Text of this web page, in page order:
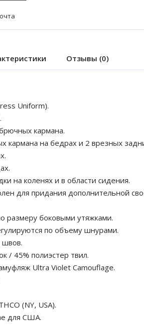
Отзывы (0)
Uniform).
кармана.
кармана на бедрах и 2 врезных
на коленях и в области сидения.
для придания дополнительной
размеру боковыми утяжками.
по объему шнурами.
швов.
/ 45% полиэстер твил.
Ultra Violet Camouflage.
(NY, USA).
для США.